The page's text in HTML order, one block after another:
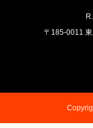
〒185-0011